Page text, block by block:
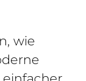
wie